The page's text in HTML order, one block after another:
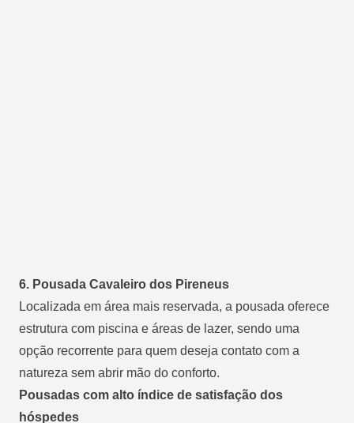
6. Pousada Cavaleiro dos Pireneus
Localizada em área mais reservada, a pousada oferece
estrutura com piscina e áreas de lazer, sendo uma
opção recorrente para quem deseja contato com a
natureza sem abrir mão do conforto.
Pousadas com alto índice de satisfação dos
hóspedes